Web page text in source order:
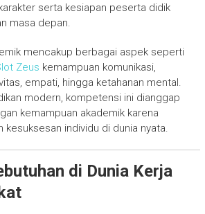
serta kesiapan peserta didik
masa depan.
mencakup berbagai aspek seperti
Zeus kemampuan komunikasi,
empati, hingga ketahanan mental.
modern, kompetensi ini dianggap
kemampuan akademik karena
kesuksesan individu di dunia nyata.
di Dunia Kerja